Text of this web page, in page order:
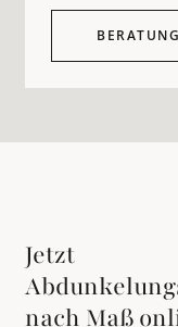
Jetzt
nach Maß